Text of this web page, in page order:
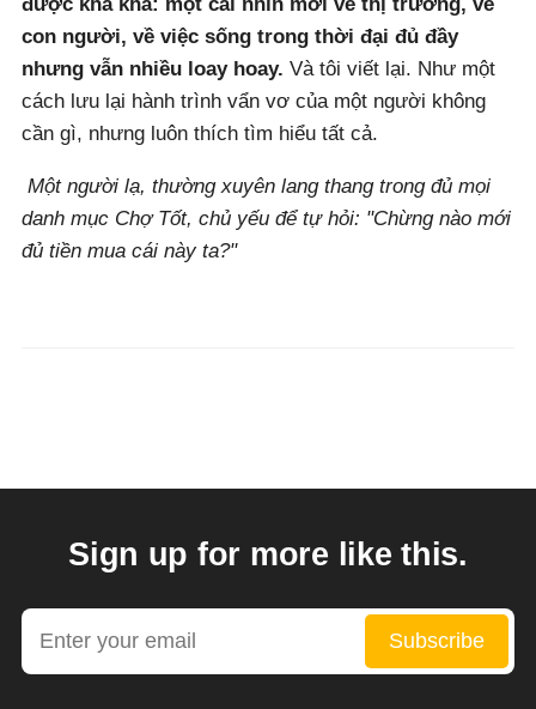
con người, về việc sống trong thời đại đủ đầy
nhưng vẫn nhiều loay hoay. Và tôi viết lại. Như một
cách lưu lại hành trình vẩn vơ của một người không
cần gì, nhưng luôn thích tìm hiểu tất cả.
Một người lạ, thường xuyên lang thang trong đủ mọi
danh mục Chợ Tốt, chủ yếu để tự hỏi: "Chừng nào mới
đủ tiền mua cái này ta?"
Sign up for more like this.
Enter your email Subscribe